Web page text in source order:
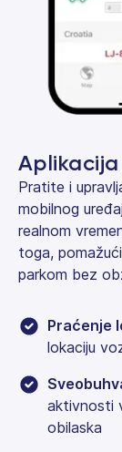
Pratite i
mobilnog
realnom
toga,
parkom bez
Praćenje
lokaciju
aktivnosti
obilaska